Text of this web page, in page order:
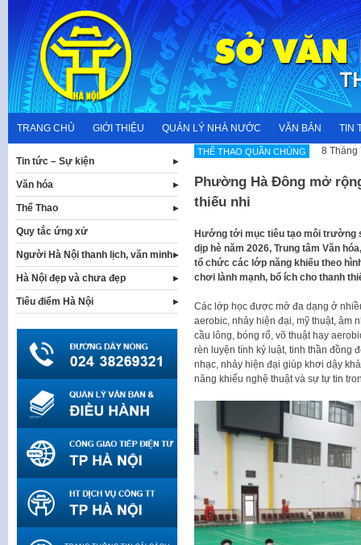
content
TRANG CHỦ GIỚI THIỆU QUẢN LÝ NHÀ NƯỚC VĂN BẢN TIN
THỂ THAO QUẦN CHÚNG 8 Tháng
Phường Hà Đông mở
thiếu nhi
Hướng tới mục tiêu tạo môi trường
dịp hè năm 2026, Trung tâm Văn
tổ chức các lớp năng khiếu theo
chơi lành mạnh, bổ ích cho thanh
Các lớp học được mở đa dạng ở
aerobic, nhảy hiện đại, mỹ thuật, âm
cầu lông, bóng rổ, võ thuật hay
rèn luyện tính kỷ luật, tinh thần đồng
nhạc, nhảy hiện đại giúp khơi dậy
năng khiếu nghệ thuật và sự tự tin
Tin tức – Sự kiện
Văn hóa
Thể Thao
Quy tắc ứng xử
Người Hà Nội thanh lịch, văn minh
Hà Nội đẹp và chưa đẹp
Tiêu điểm Hà Nội